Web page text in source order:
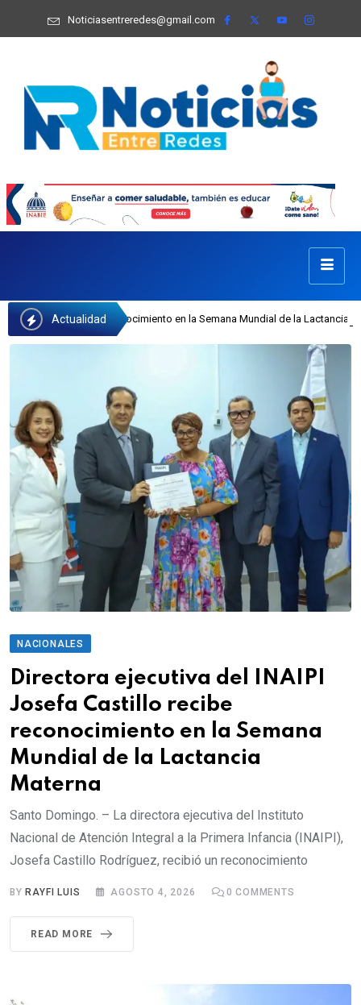
Noticiasentreredes@gmail.com
Actualidad
recibe reconocimiento en la Semana Mundial de la Lactancia Materna
NACIONALES
Directora ejecutiva del INAIPI
Josefa Castillo recibe
reconocimiento en la Semana
Mundial de la Lactancia
Materna
Santo Domingo. – La directora ejecutiva del Instituto
Nacional de Atención Integral a la Primera Infancia (INAIPI),
Josefa Castillo Rodríguez, recibió un reconocimiento
BYRAYFI LUIS AGOSTO 4, 2026 0 COMMENTS
READ MORE